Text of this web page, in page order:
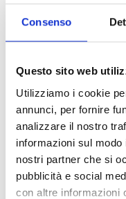
Consenso
Questo sito web
Utilizziamo i cookie
annunci, per fornire
analizzare il nostro
informazioni sul
nostri partner che si
pubblicità e social
con altre informazioni
60%
nel caso di
Link e Documenti
Pagina web per
Bando
Si consiglia di
ufficiale del bando
informazioni